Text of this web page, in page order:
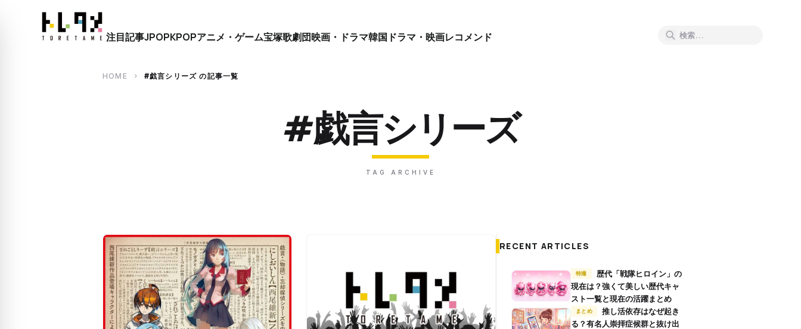
close
注目記事JPOPKPOPアニメ・ゲーム宝塚歌劇団映画・ドラマ韓国ドラマ・映画レコメンド
HOME chevron_right #戯言シリーズ の記事一覧
#戯言シリーズ
TAG ARCHIVE
RECENT ARTICLES
特撮
現在は？強くて美しい歴代キャ
スト一覧と現在の活躍まとめ
まとめ
推し活依存はなぜ起き
る？有名人崇拝症候群と抜け出